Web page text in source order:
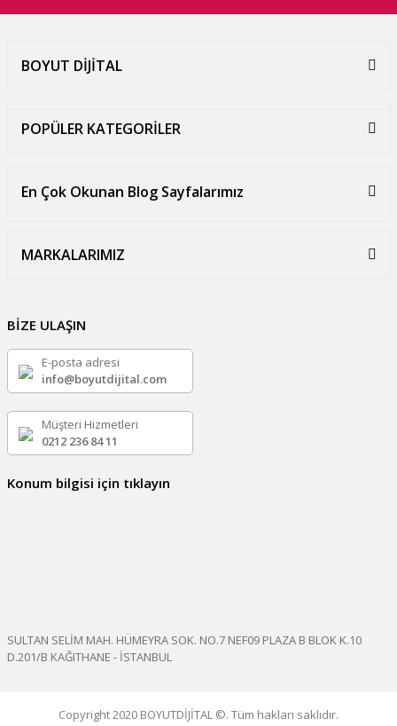
BOYUT DİJİTAL
POPÜLER KATEGORİLER
En Çok Okunan Blog Sayfalarımız
MARKALARIMIZ
BİZE ULAŞIN
E-posta adresi
info@boyutdijital.com
Müşteri Hizmetleri
0212 236 84 11
Konum bilgisi için tıklayın
SULTAN SELİM MAH. HÜMEYRA SOK. NO.7 NEF09 PLAZA B BLOK K.10
D.201/B KAĞITHANE - İSTANBUL
Copyright 2020 BOYUTDİJİTAL ©. Tüm hakları saklıdır.